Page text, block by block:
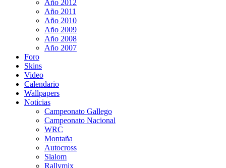
Año 2012
Año 2011
Año 2010
Año 2009
Año 2008
Año 2007
Foro
Skins
Video
Calendario
Wallpapers
Noticias
Campeonato Gallego
Campeonato Nacional
WRC
Montaña
Autocross
Slalom
Rallymix